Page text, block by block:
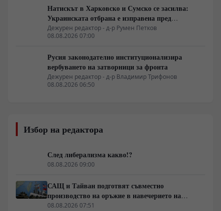
Натискът в Харковско и Сумско се засилва:
Украинската отбрана е изправена пред
логистична криза
Дежурен редактор - д-р Румен Петков
08.08.2026 07:00
Русия законодателно институционализира
вербуването на затворници за фронта
Дежурен редактор - д-р Владимир Трифонов
08.08.2026 06:50
Избор на редактора
След либерализма какво!?
08.08.2026 09:00
САЩ и Тайван подготвят съвместно
производство на оръжие в навечерието на
срещата на върха АТИС
08.08.2026 07:51